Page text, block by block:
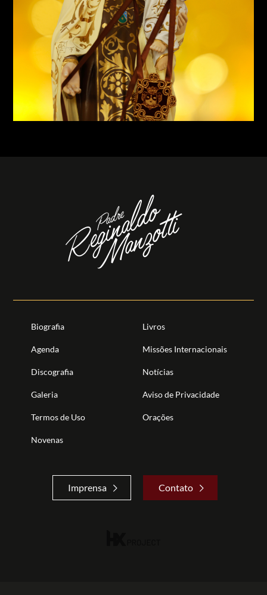
Biografia Livros
Agenda Missões Internacionais
Discografia Notícias
Galeria Aviso de Privacidade
Termos de Uso Orações
Novenas
Imprensa Contato